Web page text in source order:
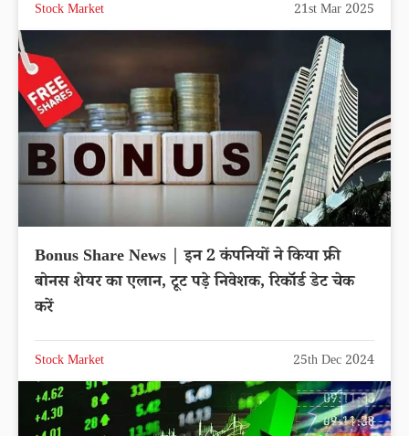
Stock Market 21st Mar 2025
Bonus Share News | इन 2 कंपनियों ने किया फ्री
बोनस शेयर का एलान, टूट पड़े निवेशक, रिकॉर्ड डेट चेक
करें
Stock Market 25th Dec 2024